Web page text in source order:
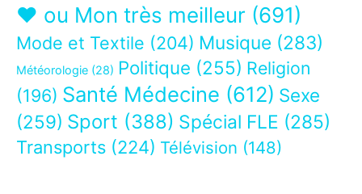
❤ ou Mon très meilleur (691)
Mode et Textile (204) Musique (283)
Météorologie (28) Politique (255) Religion
(196) Santé Médecine (612) Sexe
(259) Sport (388) Spécial FLE (285)
Transports (224) Télévision (148)